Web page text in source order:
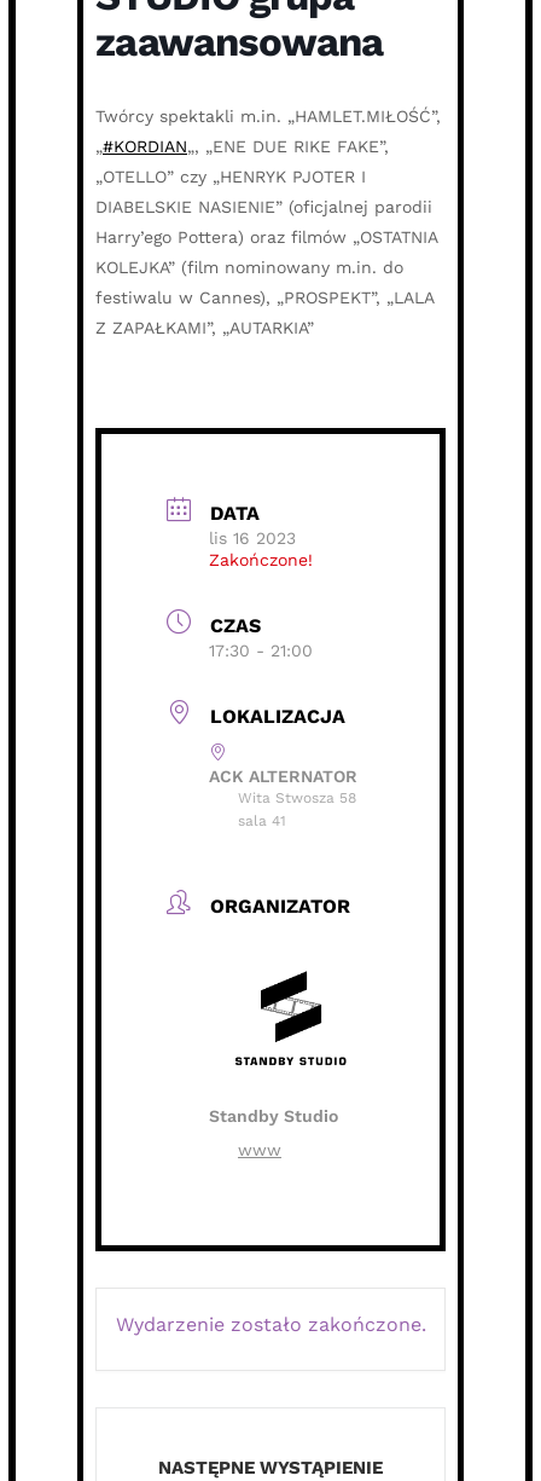
zaawansowana
Twórcy spektakli m.in. „HAMLET.MIŁOŚĆ”,
„#KORDIAN„, „ENE DUE RIKE FAKE”,
„OTELLO” czy „HENRYK PJOTER I
DIABELSKIE NASIENIE” (oficjalnej parodii
Harry’ego Pottera) oraz filmów „OSTATNIA
KOLEJKA” (film nominowany m.in. do
festiwalu w Cannes), „PROSPEKT”, „LALA
Z ZAPAŁKAMI”, „AUTARKIA”
DATA
lis 16 2023
Zakończone!
CZAS
17:30 - 21:00
LOKALIZACJA
ACK ALTERNATOR
Wita Stwosza 58
sala 41
ORGANIZATOR
Standby Studio
www
Wydarzenie zostało zakończone.
NASTĘPNE WYSTĄPIENIE